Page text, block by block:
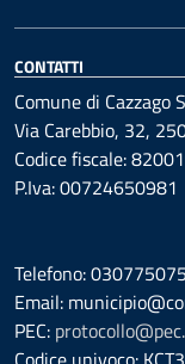
CONTATTI
Comune di Cazzago
Via Carebbio, 32,
Codice fiscale:
P.Iva: 00724650981
Telefono:
Email:
PEC: